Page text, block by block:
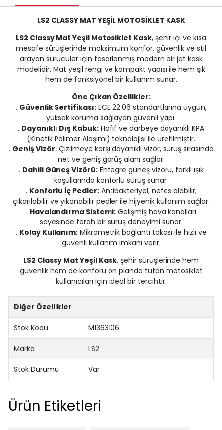
LS2 CLASSY MAT YEŞİL MOTOSİKLET KASK
LS2 Classy Mat Yeşil Motosiklet Kask, şehir içi ve kısa
mesafe sürüşlerinde maksimum konfor, güvenlik ve stil
arayan sürücüler için tasarlanmış modern bir jet kask
modelidir. Mat yeşil rengi ve kompakt yapısı ile hem şık
hem de fonksiyonel bir kullanım sunar.
Öne Çıkan Özellikler:
. Güvenlik Sertifikası:ECE 22.06 standartlarına uygun,
yüksek koruma sağlayan güvenli yapı.
. Dayanıklı Dış Kabuk: Hafif ve darbeye dayanıklı KPA
(Kinetik Polimer Alaşımı) teknolojisi ile üretilmiştir.
. Geniş Vizör:Çizilmeye karşı dayanıklı vizör, sürüş sırasında
net ve geniş görüş alanı sağlar.
. Dahili Güneş Vizörü:Entegre güneş vizörü, farklı ışık
koşullarında konforlu sürüş sunar.
. Konforlu İç Pedler:Antibakteriyel, nefes alabilir,
çıkarılabilir ve yıkanabilir pedler ile hijyenik kullanım sağlar.
. Havalandırma Sistemi:Gelişmiş hava kanalları
sayesinde ferah bir sürüş deneyimi sunar.
. Kolay Kullanım:Mikrometrik bağlantı tokası ile hızlı ve
güvenli kullanım imkanı verir.
LS2 Classy Mat Yeşil Kask, şehir sürüşlerinde hem
güvenlik hem de konforu ön planda tutan motosiklet
kullanıcıları için ideal bir tercihtir.
Diğer Özellikler
Stok Kodu M1363106
Marka LS2
Stok Durumu Var
Ürün Etiketleri